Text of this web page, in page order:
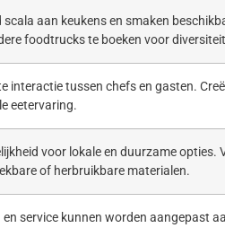
scala aan keukens en smaken
foodtrucks te boeken voor
interactie tussen chefs en gasten.
eetervaring.
voor lokale en duurzame opties.
of herbruikbare materialen.
en service kunnen worden aangepast